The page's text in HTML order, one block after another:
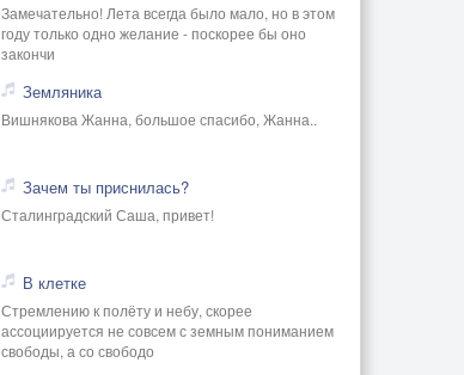
Замечательно! Лета всегда было мало, но в этом
году только одно желание - поскорее бы оно
закончи
Земляника
Вишнякова Жанна, большое спасибо, Жанна..
Зачем ты приснилась?
Сталинградский Саша, привет!
В клетке
Стремлению к полёту и небу, скорее
ассоциируется не совсем с земным пониманием
свободы, а со свободо